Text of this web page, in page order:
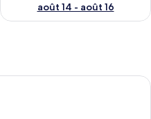
août 14 - août 16
Une pièce simple, avec un lit, une